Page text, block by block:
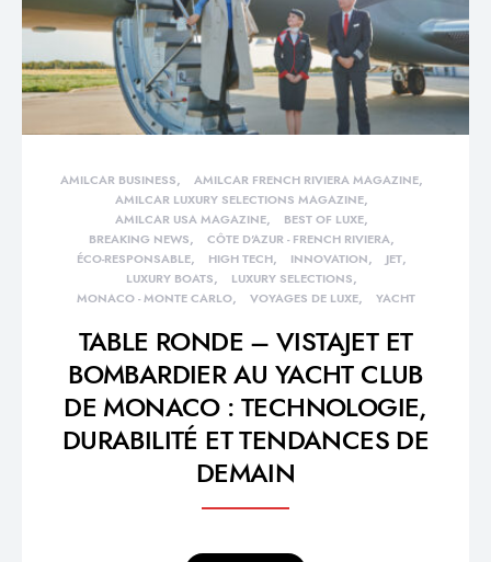
AMILCAR BUSINESS
AMILCAR FRENCH RIVIERA MAGAZINE
AMILCAR LUXURY SELECTIONS MAGAZINE
AMILCAR USA MAGAZINE
BEST OF LUXE
BREAKING NEWS
CÔTE D'AZUR - FRENCH RIVIERA
ÉCO-RESPONSABLE
HIGH TECH INNOVATION
JET
LUXURY BOATS
LUXURY SELECTIONS
MONACO - MONTE CARLO
VOYAGES DE LUXE YACHT
TABLE RONDE – VISTAJET ET
BOMBARDIER AU YACHT CLUB
DE MONACO : TECHNOLOGIE,
DURABILITÉ ET TENDANCES DE
DEMAIN